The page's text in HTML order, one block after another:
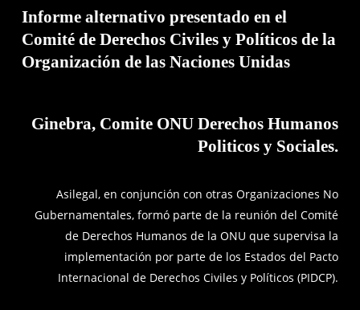
Informe alternativo presentado en el
Comité de Derechos Civiles y Políticos de la
Organización de las Naciones Unidas
Ginebra, Comite ONU Derechos Humanos
Politicos y Sociales.
Asilegal, en conjunción con otras Organizaciones No
Gubernamentales, formó parte de la reunión del Comité
de Derechos Humanos de la ONU que supervisa la
implementación por parte de los Estados del Pacto
Internacional de Derechos Civiles y Políticos (PIDCP).